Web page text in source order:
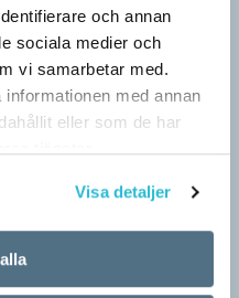
och annan
sociala medier och
vi samarbetar med.
med annan
eller som de har
Visa detaljer
på kroken
på dejtningappar också.